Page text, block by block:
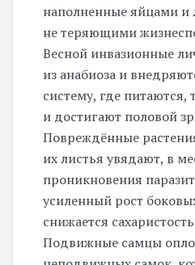
наполненные яйцами и
не теряющими
Весной инвазионные
из анабиоза и
систему, где
и достигают половой
Повреждённые
их листья увядают, в
проникновения
усиленный рост
снижается
Подвижные самцы